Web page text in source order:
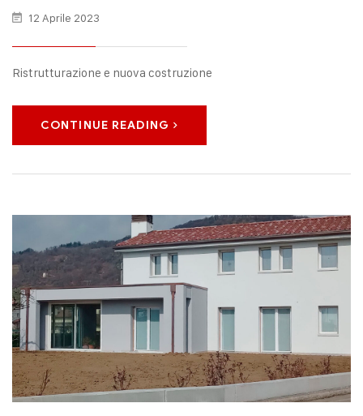
12 Aprile 2023
Ristrutturazione e nuova costruzione
CONTINUE READING